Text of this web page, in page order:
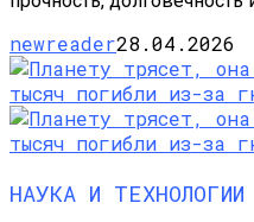
newreader28.04.2026
НАУКА И ТЕХНОЛОГИИ